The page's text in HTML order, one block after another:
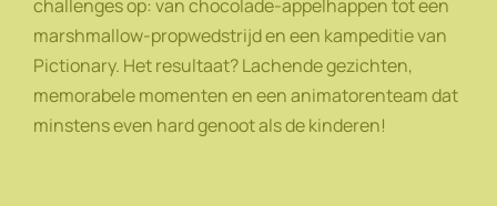
challenges op: van chocolade-appelhappen tot een
marshmallow-propwedstrijd en een kampeditie van
Pictionary. Het resultaat? Lachende gezichten,
memorabele momenten en een animatorenteam dat
minstens even hard genoot als de kinderen!